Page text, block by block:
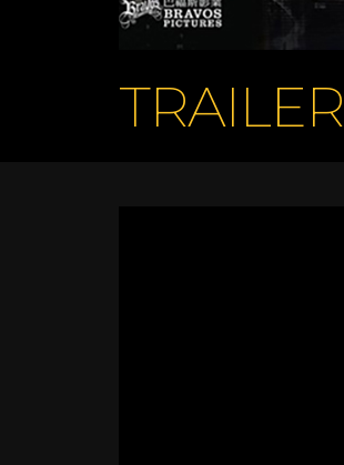
TRAILER